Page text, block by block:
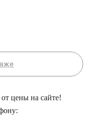
цены на сайте!